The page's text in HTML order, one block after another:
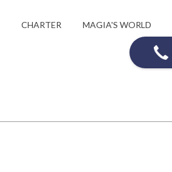
CHARTER MAGIA'S WORLD